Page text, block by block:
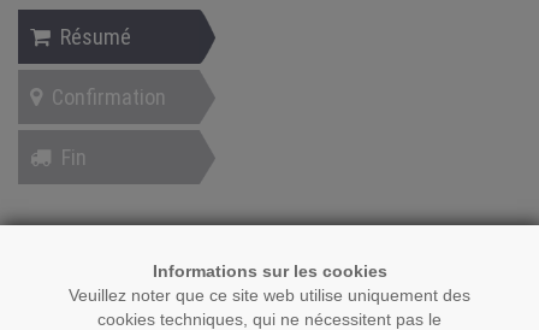
Informations sur les cookies
Veuillez noter que ce site web utilise uniquement des
cookies techniques, qui ne nécessitent pas le
Résumé
Confirmation
Fin
Résumé du panier